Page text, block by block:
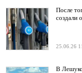
После
создали
25.06.26
В